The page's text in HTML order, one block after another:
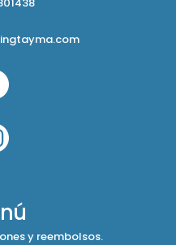
y reembolsos.